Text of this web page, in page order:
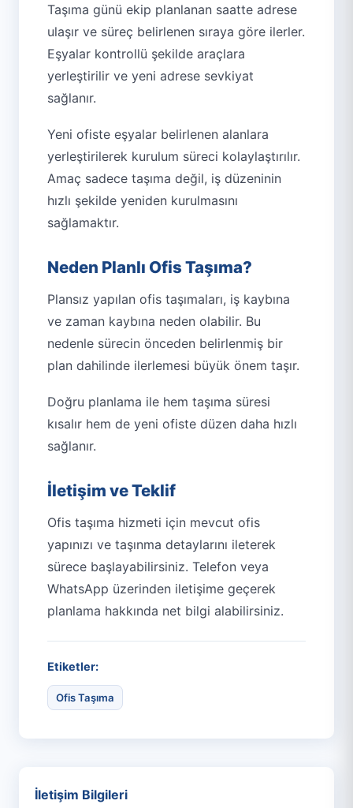
Taşıma günü ekip planlanan saatte adrese
ulaşır ve süreç belirlenen sıraya göre ilerler.
Eşyalar kontrollü şekilde araçlara
yerleştirilir ve yeni adrese sevkiyat
sağlanır.
Yeni ofiste eşyalar belirlenen alanlara
yerleştirilerek kurulum süreci kolaylaştırılır.
Amaç sadece taşıma değil, iş düzeninin
hızlı şekilde yeniden kurulmasını
sağlamaktır.
Neden Planlı Ofis Taşıma?
Plansız yapılan ofis taşımaları, iş kaybına
ve zaman kaybına neden olabilir. Bu
nedenle sürecin önceden belirlenmiş bir
plan dahilinde ilerlemesi büyük önem taşır.
Doğru planlama ile hem taşıma süresi
kısalır hem de yeni ofiste düzen daha hızlı
sağlanır.
İletişim ve Teklif
Ofis taşıma hizmeti için mevcut ofis
yapınızı ve taşınma detaylarını ileterek
sürece başlayabilirsiniz. Telefon veya
WhatsApp üzerinden iletişime geçerek
planlama hakkında net bilgi alabilirsiniz.
Etiketler:
Ofis Taşıma
İletişim Bilgileri